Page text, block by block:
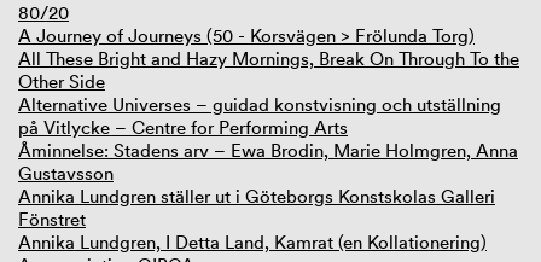
80/20
A Journey of Journeys (50 - Korsvägen > Frölunda Torg)
All These Bright and Hazy Mornings, Break On Through To the
Other Side
Alternative Universes – guidad konstvisning och utställning
på Vitlycke – Centre for Performing Arts
Åminnelse: Stadens arv – Ewa Brodin, Marie Holmgren, Anna
Gustavsson
Annika Lundgren ställer ut i Göteborgs Konstskolas Galleri
Fönstret
Annika Lundgren, I Detta Land, Kamrat (en Kollationering)